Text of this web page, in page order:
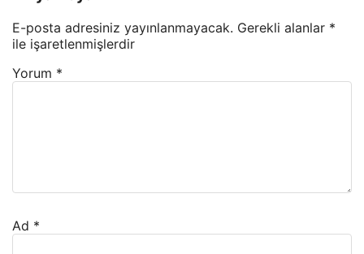
E-posta adresiniz yayınlanmayacak. Gerekli alanlar *
ile işaretlenmişlerdir
Yorum *
Ad *